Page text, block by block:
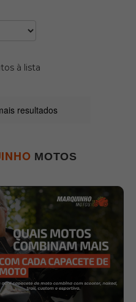
à lista
resultados
MOTOS